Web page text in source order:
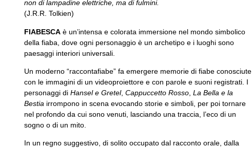
non di lampadine elettriche, ma di fulmini.
(J.R.R. Tolkien)
FIABESCA è un’intensa e colorata immersione nel mondo simbolico
della fiaba, dove ogni personaggio è un archetipo e i luoghi sono
paesaggi interiori universali.
Un moderno “raccontafiabe” fa emergere memorie di fiabe conosciute
con le immagini di un videoproiettore e con parole e suoni registrati. I
personaggi di Hansel e Gretel, Cappuccetto Rosso La Bella e la
Bestia irrompono in scena evocando storie e simboli, per poi tornare
nel profondo da cui sono venuti, lasciando una traccia, l’eco di un
sogno o di un mito.
In un regno suggestivo, di solito occupato dal racconto orale, dalla